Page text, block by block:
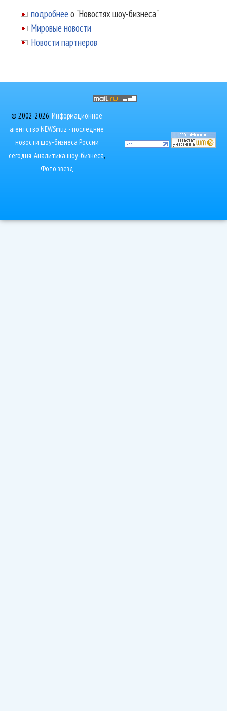
подробнее о "Новостях шоу-бизнеса"
Мировые новости
Новости партнеров
© 2002-2026.Информационное
агентство NEWSmuz - последние
новости шоу-бизнеса России
сегодня.Аналитика шоу-бизнеса,
Фото звезд